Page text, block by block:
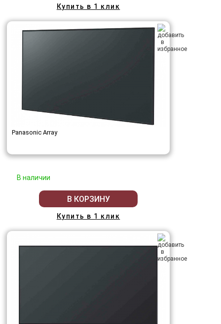
Купить в 1 клик
Panasonic Array
В наличии
В КОРЗИНУ
Купить в 1 клик